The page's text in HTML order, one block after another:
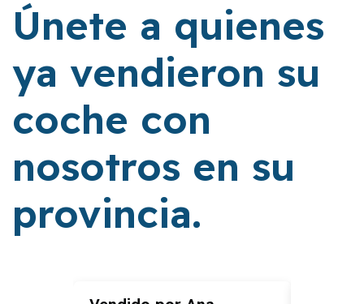
Únete a quienes
ya vendieron su
coche con
nosotros en su
provincia.